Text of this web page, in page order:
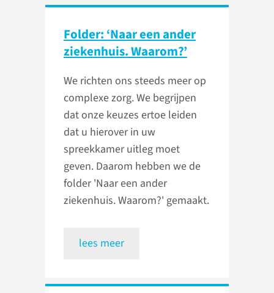
Folder: ‘Naar een ander
ziekenhuis. Waarom?’
We richten ons steeds meer op
complexe zorg. We begrijpen
dat onze keuzes ertoe leiden
dat u hierover in uw
spreekkamer uitleg moet
geven. Daarom hebben we de
folder 'Naar een ander
ziekenhuis. Waarom?' gemaakt.
lees meer